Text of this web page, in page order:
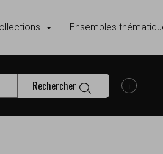
Ensembles
Rechercher